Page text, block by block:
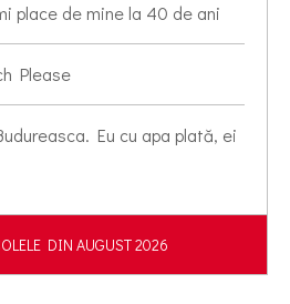
place de mine la 40 de ani
Please
Eu cu apa plată, ei
DIN AUGUST 2026